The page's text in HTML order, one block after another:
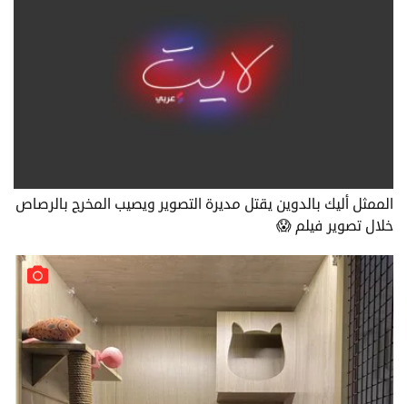
الممثل أليك بالدوين يقتل مديرة التصوير ويصيب المخرج بالرصاص
خلال تصوير فيلم 😱